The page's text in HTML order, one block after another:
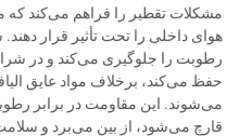
مشکلات تقطیر را فراهم می‌کند که
هوای داخلی را تحت تأثیر قرار
رطوبت را جلوگیری می‌کند و در
حفظ می‌کند، برخلاف مواد عایق
می‌شوند. این مقاومت در برابر
قارچ می‌شود، از بین می‌برد و